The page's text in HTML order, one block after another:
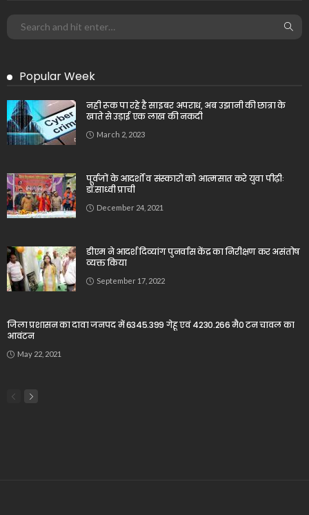
Popular Week
नही रूक पा रहे है साइबर अपराध, अब उझानी की छात्रा के
खाते से उड़ाई एक लाख की नकदी
March 2, 2023
पूर्वजों के आदर्शों व संस्कारों को आत्मसात करे युवा पीढ़ीः
डॉ.साध्वी प्राची
December 24, 2021
डीएम ने आदर्श दिव्यांग पुनर्वास केंद्र का निरीक्षण कर असंतोष
व्यक्त किया
September 17, 2022
जिला प्रशासन का दावा जनपद में 6345.399 गेहू एवं 4230.266 मै0 टन चावल का
आवंटन
May 22, 2021